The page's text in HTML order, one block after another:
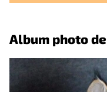
Album photo